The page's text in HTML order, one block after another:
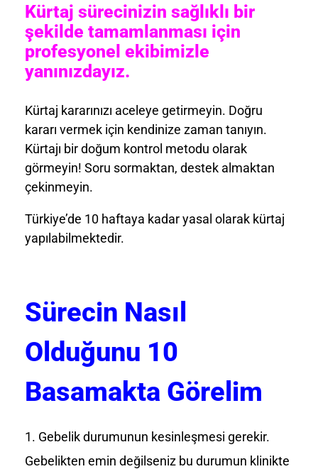
Kürtaj sürecinizin sağlıklı bir
şekilde tamamlanması için
profesyonel ekibimizle
yanınızdayız.
Kürtaj kararınızı aceleye getirmeyin. Doğru
kararı vermek için kendinize zaman tanıyın.
Kürtajı bir doğum kontrol metodu olarak
görmeyin! Soru sormaktan, destek almaktan
çekinmeyin.
Türkiye’de 10 haftaya kadar yasal olarak kürtaj
yapılabilmektedir.
Sürecin Nasıl
Olduğunu 10
Basamakta Görelim
Gebelik durumunun kesinleşmesi gerekir.
Gebelikten emin değilseniz bu durumun klinikte